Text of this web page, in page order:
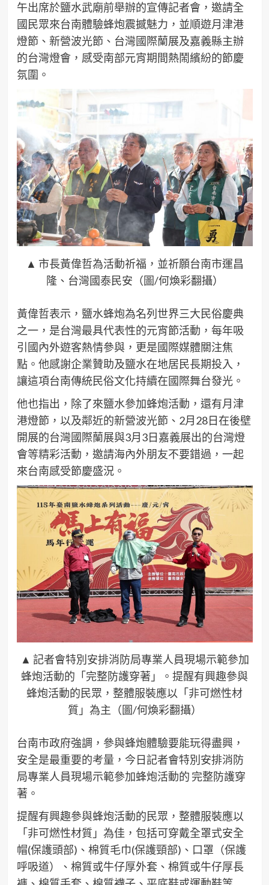
午出席於鹽水武廟前舉辦的宣傳記者會，邀請全
國民眾來台南體驗蜂炮震撼魅力，並順遊月津港
燈節、新營波光節、台灣國際蘭展及嘉義縣主辦
的台灣燈會，感受南部元宵期間熱鬧繽紛的節慶
氛圍。
▲ 市長黃偉哲為活動祈福，並祈願台南市運昌
隆、台灣國泰民安（圖/何煥彩翻攝）
黃偉哲表示，鹽水蜂炮為名列世界三大民俗慶典
之一，是台灣最具代表性的元宵節活動，每年吸
引國內外遊客熱情參與，更是國際媒體關注焦
點。他感謝企業贊助及鹽水在地居民長期投入，
讓這項台南傳統民俗文化持續在國際舞台發光。
他也指出，除了來鹽水參加蜂炮活動，還有月津
港燈節，以及鄰近的新營波光節、2月28日在後壁
開展的台灣國際蘭展與3月3日嘉義展出的台灣燈
會等精彩活動，邀請海內外朋友不要錯過，一起
來台南感受節慶盛況。
▲ 記者會特別安排消防局專業人員現場示範參加
蜂炮活動的「完整防護穿著」。提醒有興趣參與
蜂炮活動的民眾，整體服裝應以「非可燃性材
質」為主（圖/何煥彩翻攝）
台南市政府強調，參與蜂炮體驗要能玩得盡興，
安全是最重要的考量，今日記者會特別安排消防
局專業人員現場示範參加蜂炮活動的 完整防護穿
著。
提醒有興趣參與蜂炮活動的民眾，整體服裝應以
「非可燃性材質」為佳，包括可穿戴全罩式安全
帽(保護頭部)、棉質毛巾(保護頸部)、口罩（保護
呼吸道）、棉質或牛仔厚外套、棉質或牛仔厚長